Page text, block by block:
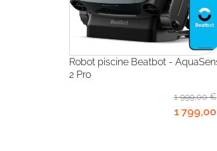
Robot piscine Beatbot - AquaSense
2 Pro
1 999,00€
1 799,00